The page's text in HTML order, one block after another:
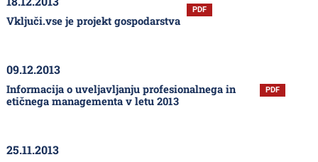
Vključi.vse je projekt gospodarstva
PDF
09.12.2013
Informacija o uveljavljanju profesionalnega in
etičnega managementa v letu 2013
PDF
25.11.2013